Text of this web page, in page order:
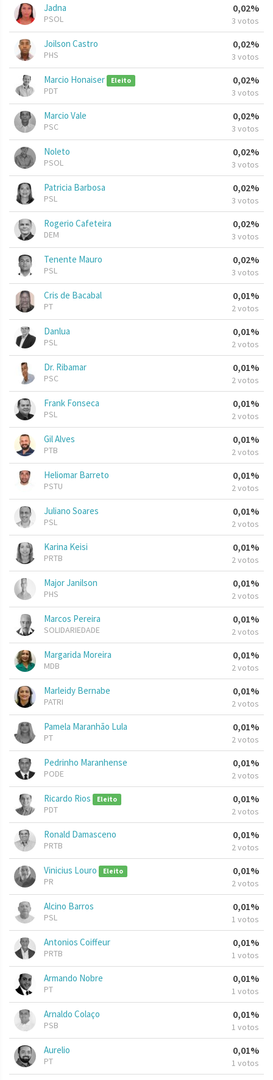
Jadna
PSOL
0,02%
3 votos
Joilson Castro
PHS
0,02%
3 votos
Marcio Honaiser Eleito
PDT
0,02%
3 votos
Marcio Vale
PSC
0,02%
3 votos
Noleto
PSOL
0,02%
3 votos
Patricia Barbosa
PSL
0,02%
3 votos
Rogerio Cafeteira
DEM
0,02%
3 votos
Tenente Mauro
PSL
0,02%
3 votos
Cris de Bacabal
PT
0,01%
2 votos
Danlua
PSL
0,01%
2 votos
Dr. Ribamar
PSC
0,01%
2 votos
Frank Fonseca
PSL
0,01%
2 votos
Gil Alves
PTB
0,01%
2 votos
Heliomar Barreto
PSTU
0,01%
2 votos
Juliano Soares
PSL
0,01%
2 votos
Karina Keisi
PRTB
0,01%
2 votos
Major Janilson
PHS
0,01%
2 votos
Marcos Pereira
SOLIDARIEDADE
0,01%
2 votos
Margarida Moreira
MDB
0,01%
2 votos
Marleidy Bernabe
PATRI
0,01%
2 votos
Pamela Maranhão Lula
PT
0,01%
2 votos
Pedrinho Maranhense
PODE
0,01%
2 votos
Ricardo Rios Eleito
PDT
0,01%
2 votos
Ronald Damasceno
PRTB
0,01%
2 votos
Vinicius Louro Eleito
PR
0,01%
2 votos
Alcino Barros
PSL
0,01%
1 votos
Antonios Coiffeur
PRTB
0,01%
1 votos
Armando Nobre
PT
0,01%
1 votos
Arnaldo Colaço
PSB
0,01%
1 votos
Aurelio
PT
0,01%
1 votos